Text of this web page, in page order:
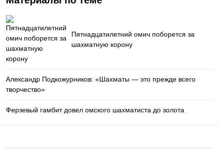
Пятнадцатилетний омич поборется за
шахматную корону
Александр Подкожурников: «Шахматы — это прежде всего
творчество»
Ферзевый гамбит довел омского шахматиста до золота